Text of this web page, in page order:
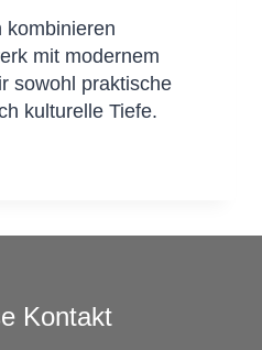
kombinieren
mit modernem
sowohl praktische
kulturelle Tiefe.
Kontakt